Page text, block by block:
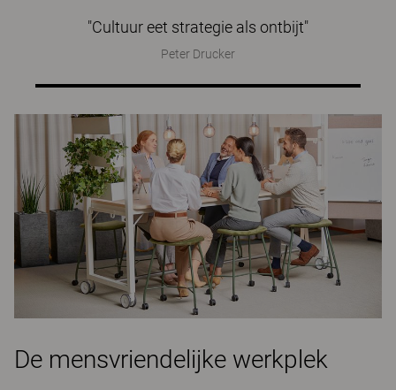
"Cultuur eet strategie als ontbijt"
Peter Drucker
De mensvriendelijke werkplek